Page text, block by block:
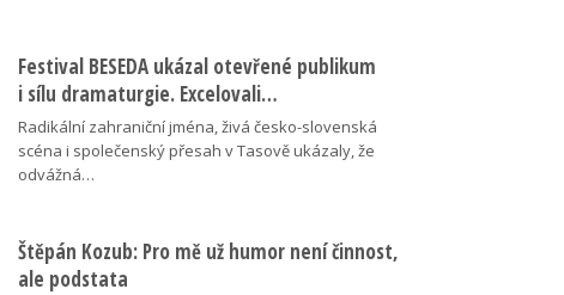
Festival BESEDA ukázal otevřené publikum
i sílu dramaturgie. Excelovali…
Radikální zahraniční jména, živá česko-slovenská
scéna i společenský přesah v Tasově ukázaly, že
odvážná…
Štěpán Kozub: Pro mě už humor není činnost,
ale podstata